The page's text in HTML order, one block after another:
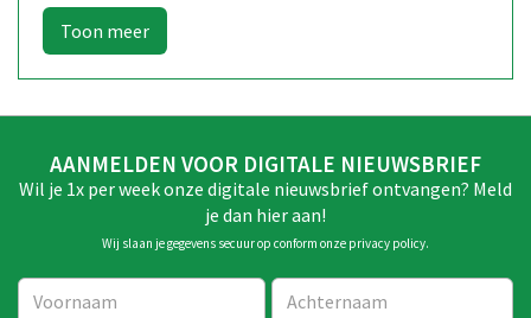
AANMELDEN VOOR DIGITALE NIEUWSBRIEF
Wil je 1x per week onze digitale nieuwsbrief ontvangen? Meld
je dan hier aan!
Wij slaan je gegevens secuur op conform onze privacy policy.